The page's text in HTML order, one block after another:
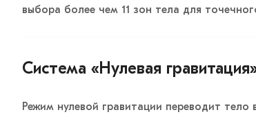
выбора более чем 11 зон тела для
Система «Нулевая
Режим нулевой гравитации переводит